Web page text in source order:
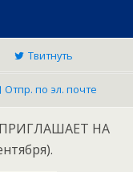
Твитнуть
Отпр. по эл. почте
ПРИГЛАШАЕТ НА